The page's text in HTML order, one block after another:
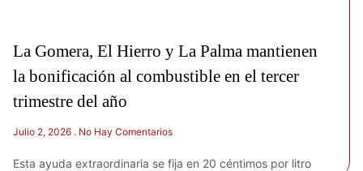
La Gomera, El Hierro y La Palma mantienen
la bonificación al combustible en el tercer
trimestre del año
Julio 2, 2026 No Hay Comentarios
Esta ayuda extraordinaria se fija en 20 céntimos por litro